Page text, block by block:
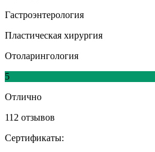
Гастроэнтерология
Пластическая хирургия
Отоларингология
5
Отлично
112 отзывов
Сертификаты: